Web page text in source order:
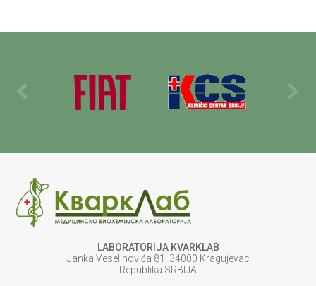
LABORATORIJA KVARKLAB
Janka Veselinovića 81, 34000 Kragujevac
Republika SRBIJA